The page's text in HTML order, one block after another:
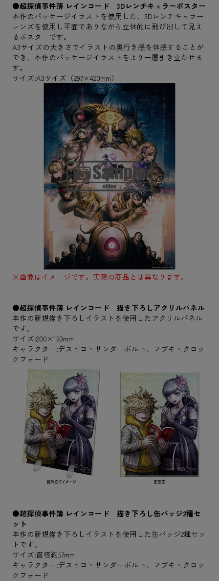
●超探偵事件簿 レインコード 3Dレンチキュラーポスター
本作のパッケージイラストを使用した、3Dレンチキュラー
レンズを使用し平面でありながら立体的に飛び出して見え
るポスターです。
A3サイズの大きさでイラストの奥行き感を体感することが
でき、本作のパッケージイラストをより一層引き立たせま
す。
サイズ:A3サイズ（297×420mm）
※画像はイメージです。実際の商品とは異なります。
●超探偵事件簿 レインコード 描き下ろしアクリルパネル
本作の新規描き下ろしイラストを使用したアクリルパネル
です。
サイズ:200×150mm
キャラクター:デスヒコ・サンダーボルト、フブキ・クロッ
クフォード
●超探偵事件簿 レインコード 描き下ろし缶バッジ2種セ
ット
本作の新規描き下ろしイラストを使用した缶バッジ2種セッ
トです。
サイズ:直径約57mm
キャラクター:デスヒコ・サンダーボルト、フブキ・クロッ
クフォード